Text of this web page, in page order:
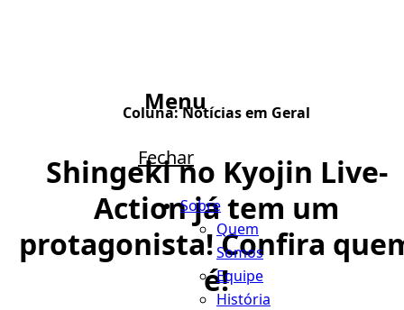
Menu
Fechar
Sobre
Quem
Somos
Equipe
História
Coluna:Notícias em Geral
Shingeki no Kyojin Live-
Action já tem um
protagonista! Confira
é!